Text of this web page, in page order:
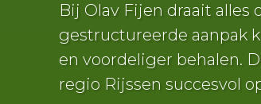
Bij Olav Fijen draait
gestructureerde aanpak
en voordeliger behalen.
regio Rijssen succesvol